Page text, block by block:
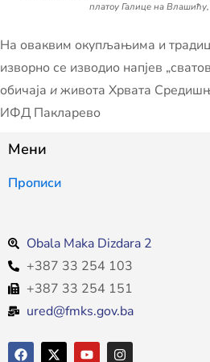
платоу Галице на
На оваквим окупљањима и
изворно се изводио напјев
обичаја иживота Хрвата
ИФД Пакларево
Мени
Прописи
Obala Maka Dizdara 2
+387 33 254 103
+387 33 254 151
ured@fmks.gov.ba